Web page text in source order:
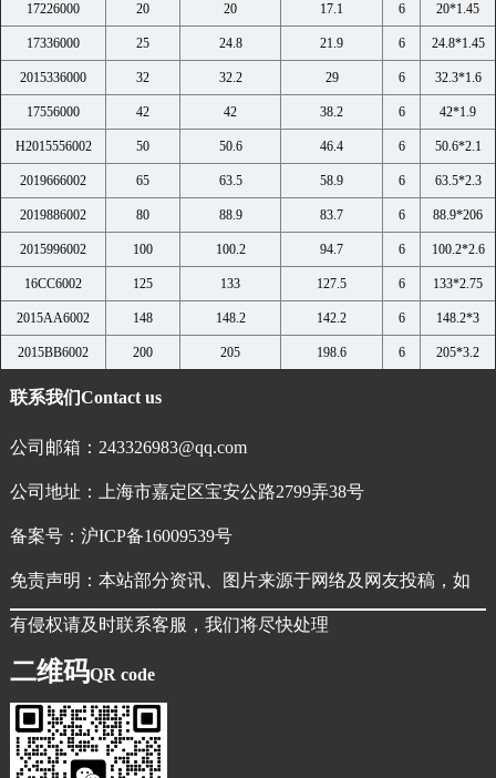
17226000 20 20 17.1 6 20*1.45
17336000 25 24.8 21.9 6 24.8*1.45
2015336000 32 32.2 29 6 32.3*1.6
17556000 42 42 38.2 6 42*1.9
H2015556002 50 50.6 46.4 6 50.6*2.1
2019666002 65 63.5 58.9 6 63.5*2.3
2019886002 80 88.9 83.7 6 88.9*206
2015996002 100 100.2 94.7 6 100.2*2.6
16CC6002 125 133 127.5 6 133*2.75
2015AA6002 148 148.2 142.2 6 148.2*3
2015BB6002 200 205 198.6 6 205*3.2
联系我们Contact us
公司邮箱：243326983@qq.com
公司地址：上海市嘉定区宝安公路2799弄38号
备案号： 沪ICP备16009539号
免责声明：本站部分资讯、图片来源于网络及网友投稿，如
有侵权请及时联系客服，我们将尽快处理
二维码QR code